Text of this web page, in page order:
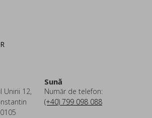
Unirii 12,
Sună
Număr de telefon:
(+40) 799 098 088